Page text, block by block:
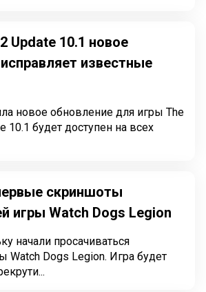
Update 10.1 новое
известные
новое обновление для игры The
10.1 будет доступен на всех
скриншоты
игры Watch Dogs Legion
начали просачиваться
Watch Dogs Legion. Игра будет